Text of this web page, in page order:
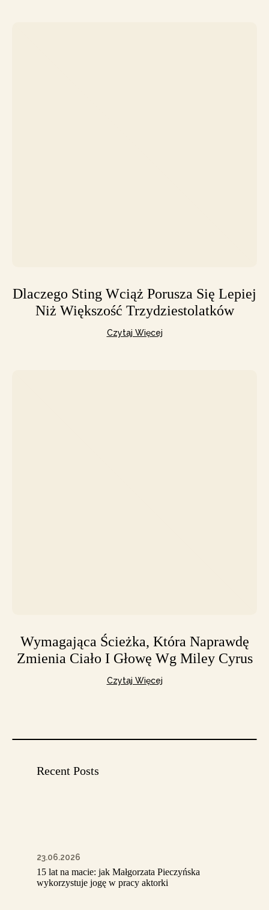
Dlaczego Sting Wciąż Porusza Się Lepiej
Niż Większość Trzydziestolatków
Czytaj Więcej
Wymagająca Ścieżka, Która Naprawdę
Zmienia Ciało I Głowę Wg Miley Cyrus
Czytaj Więcej
Recent Posts
23.06.2026
15 lat na macie: jak Małgorzata Pieczyńska
wykorzystuje jogę w pracy aktorki